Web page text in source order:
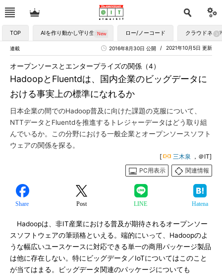
TOP AIを作り動かし守り生かす ロー/ノーコード クラウドネイ
連載 2021年10月5日 更新
2016年8月30日 公開
HadoopとFluentdは、国内企業のビッグデータに
おける事実上の標準になれるか
オープンソースとエンタープライズの関係（4）
日本企業の間でのHadoop普及に向けた課題の克服について、
NTTデータとFluentdを推進するトレジャーデータはどう取り組
んでいるか。この分野における一般企業とオープンソースソフト
ウェアの関係を探る。
[ 三木泉 ，＠IT]
PC用表示
関連情報
Share Post LINE Hatena
Hadoopは、非IT産業における普及が期待されるオープンソー
スソフトウェアの筆頭格といえる。端的にいって、Hadoopのよ
うな幅広いユースケースに対応できる単一の商用パッケージ製品
は他に存在しない。特にビッグデータ／IoTについてはこのこと
が当てはまる。ビッグデータ関連のパッケージについても